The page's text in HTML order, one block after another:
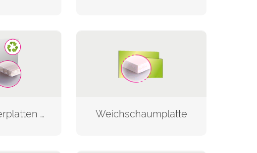
Hohlkammerplatten aus Recyclingmaterial Weichschaumplatte